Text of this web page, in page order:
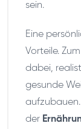
sein.
Eine
Vorteile.
dabei,
gesunde
der